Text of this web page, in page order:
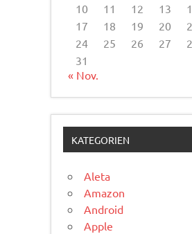
10
11 12 13
17
18 19 20
24
25 26 27
31
« Nov.
KATEGORIEN
Aleta
Amazon
Android
Apple